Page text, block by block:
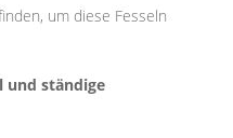
um diese Fesseln
und ständige